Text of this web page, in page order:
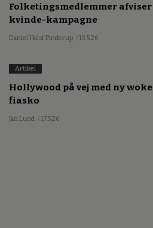
Folketingsmedlemmer afviser
kvinde-kampagne
Daniel Holst Pinderup / 13.5.26
Artikel
Hollywood på vej med ny woke
fiasko
Jan Lund / 17.5.26